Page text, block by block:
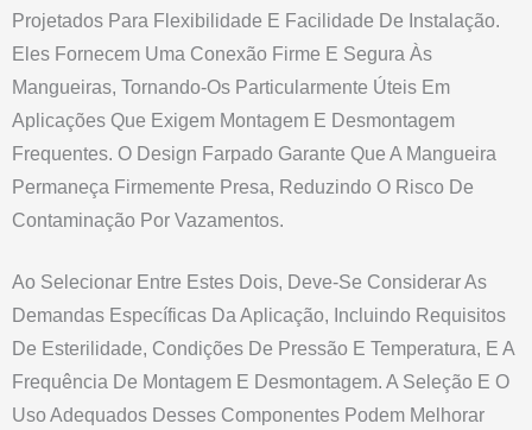
Projetados Para Flexibilidade E Facilidade De Instalação.
Eles Fornecem Uma Conexão Firme E Segura Às
Mangueiras, Tornando-Os Particularmente Úteis Em
Aplicações Que Exigem Montagem E Desmontagem
Frequentes. O Design Farpado Garante Que A Mangueira
Permaneça Firmemente Presa, Reduzindo O Risco De
Contaminação Por Vazamentos.
Ao Selecionar Entre Estes Dois, Deve-Se Considerar As
Demandas Específicas Da Aplicação, Incluindo Requisitos
De Esterilidade, Condições De Pressão E Temperatura, E A
Frequência De Montagem E Desmontagem. A Seleção E O
Uso Adequados Desses Componentes Podem Melhorar